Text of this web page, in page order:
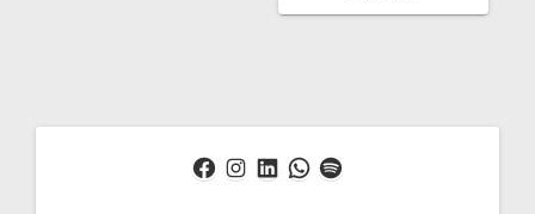
Facebook
Instagram
LinkedIn
WhatsApp
Spotify